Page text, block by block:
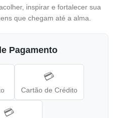
inspirar e fortalecer sua
que chegam até a alma.
Pagamento
💳
Cartão de Crédito
💳